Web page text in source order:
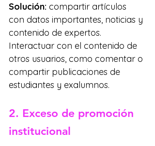
Solución: compartir artículos
con datos importantes, noticias y
contenido de expertos.
Interactuar con el contenido de
otros usuarios, como comentar o
compartir publicaciones de
estudiantes y exalumnos.
2. Exceso de promoción
institucional